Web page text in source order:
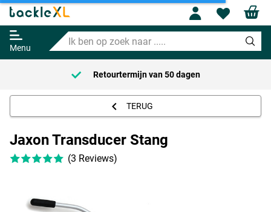
Menu
Ik
ben
op
zoek
naar
Profile
Jaxon Transducer Stang
Adviesprijs
49.95
29.95
Retourtermijn van 50 dagen
TERUG
Jaxon Transducer Stang
(3 Reviews)